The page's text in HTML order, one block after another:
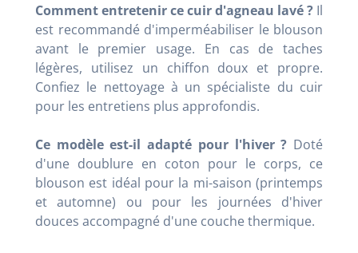
Comment entretenir ce cuir d'agneau lavé ? Il
est recommandé d'imperméabiliser le blouson
avant le premier usage. En cas de taches
légères, utilisez un chiffon doux et propre.
Confiez le nettoyage à un spécialiste du cuir
pour les entretiens plus approfondis.
Ce modèle est-il adapté pour l'hiver ? Doté
d'une doublure en coton pour le corps, ce
blouson est idéal pour la mi-saison (printemps
et automne) ou pour les journées d'hiver
douces accompagné d'une couche thermique.